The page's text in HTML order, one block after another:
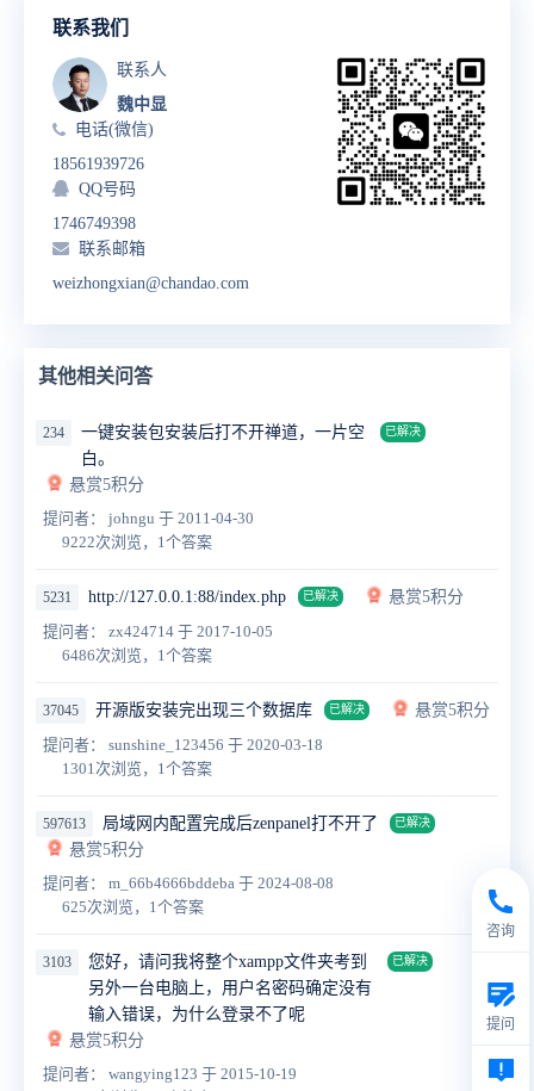
联系我们
联系人
魏中显
电话(微信)
18561939726
QQ号码
1746749398
联系邮箱
weizhongxian@chandao.com
其他相关问答
234
一键安装包安装后打不开禅道，一片空
白。
已解决
悬赏5积分
提问者： johngu 于 2011-04-30
9222次浏览，1个答案
5231 http://127.0.0.1:88/index.php 已解决
悬赏5积分
提问者： zx424714 于 2017-10-05
6486次浏览，1个答案
37045 开源版安装完出现三个数据库 已解决
悬赏5积分
提问者： sunshine_123456 于 2020-03-18
1301次浏览，1个答案
597613 局域网内配置完成后zenpanel打不开了 已解决
悬赏5积分
提问者： m_66b4666bddeba 于 2024-08-08
625次浏览，1个答案
3103
您好，请问我将整个xampp文件夹考到
另外一台电脑上，用户名密码确定没有
输入错误，为什么登录不了呢
已解决
悬赏5积分
提问者： wangying123 于 2015-10-19
咨询
提问